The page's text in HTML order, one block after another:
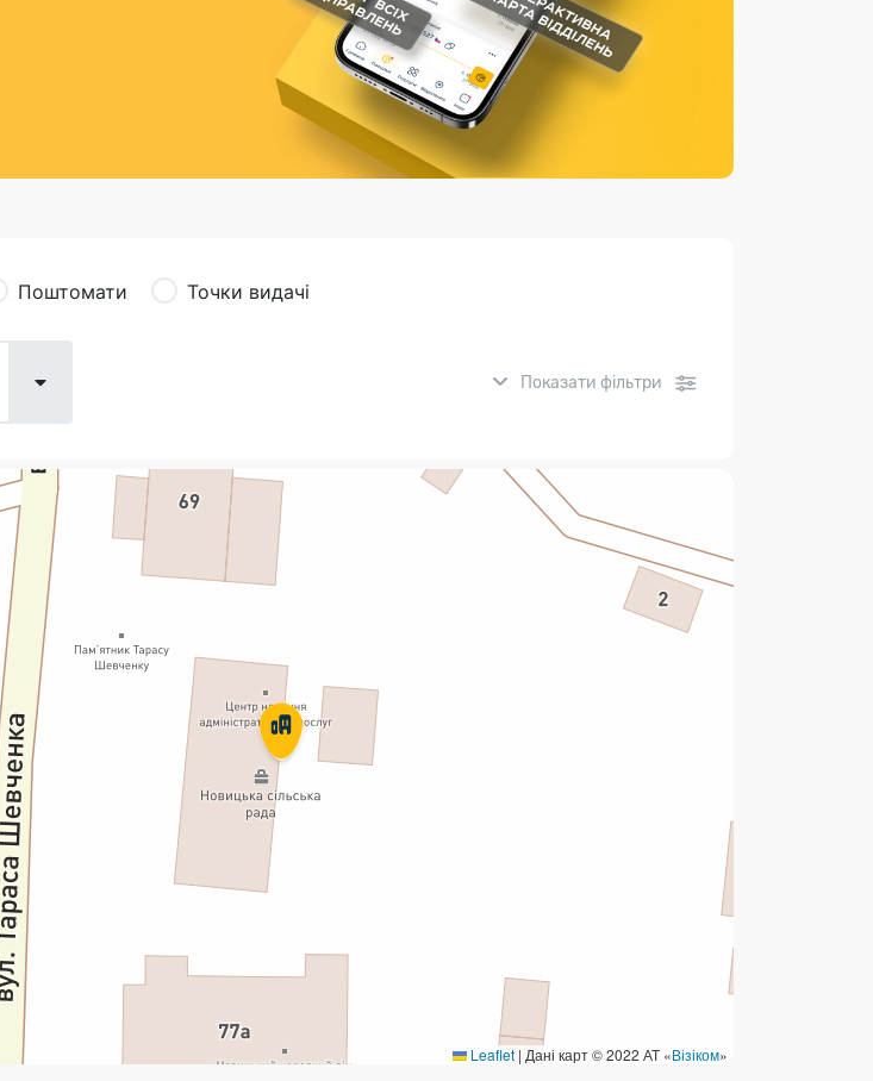
Страхові послуги
Каталог «Укрпошта Маркет»
Поштомати Точки видачі
Показати фільтри
тариф
Стандарт/тариф «Базовий»
межі України
Фінансові послуги:
Leaflet | Дані карт © 2022 АТ «Візіком»